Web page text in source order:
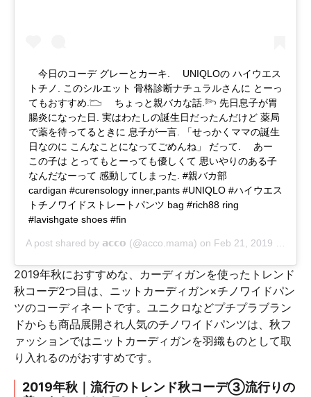
⠀ 今日のコーデ グレーとカーキ. ⠀ UNIQLOの ハイウエス
トチノ. このシルエット 骨格診断ナチュラルさんに とーっ
てもおすすめ.𓂬 ⠀ ちょっと親バカな話.𓆸 先日息子が胃
腸炎になった日. 実はわたしの誕生日だったんだけど 薬局
で薬を待ってるときに 息子が一言. 「せっかくママの誕生
日なのに こんなことになってごめんね」 だって. ⠀ あー
この子は とってもとーっても優しくて 思いやりのある子
なんだなーって 感動してしまった. #親バカ部 ⠀ ⠀
cardigan #curensology inner,pants #UNIQLO #ハイウエス
トチノワイドストレートパンツ bag #rich88 ring
#lavishgate shoes #fin ⠀
A post shared by 𝗮𝗰𝗰𝗼 (@acco.mama) on Feb 21, 2019 at 4:41am PST
2019年秋におすすめな、カーディガンを使ったトレンド
秋コーデ2つ目は、ニットカーディガン×チノワイドパン
ツのコーディネートです。ユニクロなどプチプラブラン
ドからも商品展開され人気のチノワイドパンツは、秋フ
ァッションではニットカーディガンを羽織ものとして取
り入れるのがおすすめです。
2019年秋｜流行のトレンド秋コーデ③流行りの